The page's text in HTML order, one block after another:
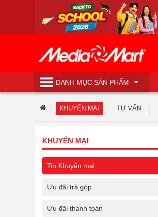
DANH MỤCSẢN PHẨM
KHUYẾN MẠI TƯ VẤN
KHUYẾN MẠI
Tin Khuyến mại
Ưu đãi trả góp
Ưu đãi thanh toán